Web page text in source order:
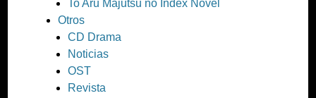
To Aru Majutsu no Index Novel
Otros
CD Drama
Noticias
OST
Revista